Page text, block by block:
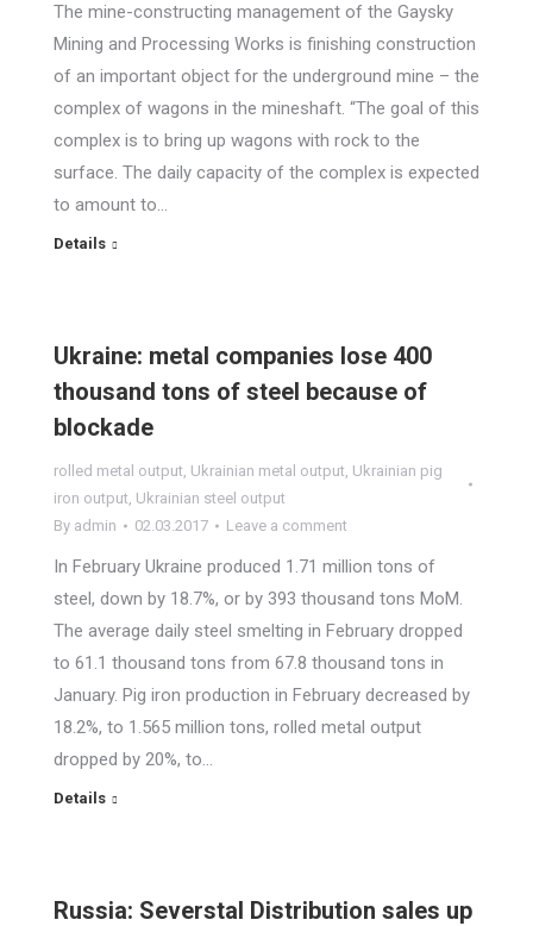
The mine-constructing management of the Gaysky
Mining and Processing Works is finishing construction
of an important object for the underground mine – the
complex of wagons in the mineshaft. “The goal of this
complex is to bring up wagons with rock to the
surface. The daily capacity of the complex is expected
to amount to…
Details
Ukraine: metal companies lose 400
thousand tons of steel because of
blockade
rolled metal output, Ukrainian metal output, Ukrainian pig
iron output, Ukrainian steel output
By admin 02.03.2017 Leave a comment
In February Ukraine produced 1.71 million tons of
steel, down by 18.7%, or by 393 thousand tons MoM.
The average daily steel smelting in February dropped
to 61.1 thousand tons from 67.8 thousand tons in
January. Pig iron production in February decreased by
18.2%, to 1.565 million tons, rolled metal output
dropped by 20%, to…
Details
Russia: Severstal Distribution sales up